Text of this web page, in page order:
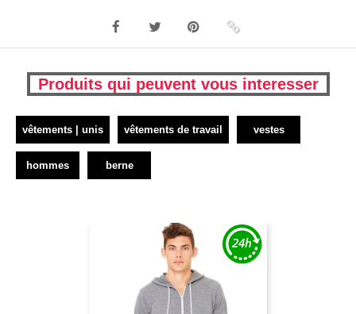
Produits qui peuvent vous interesser
vêtements | unis vêtements de travail vestes
hommes berne